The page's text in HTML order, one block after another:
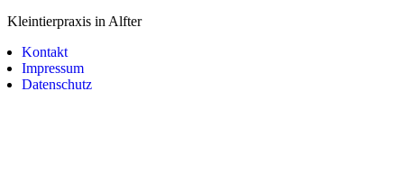
Kleintierpraxis in Alfter
Kontakt
Impressum
Datenschutz